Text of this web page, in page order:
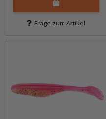
Frage zum Artikel